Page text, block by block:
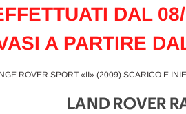
DAL
A PARTIRE
ROVER SPORT «II» (2009) SCARICO E
LAND ROVER